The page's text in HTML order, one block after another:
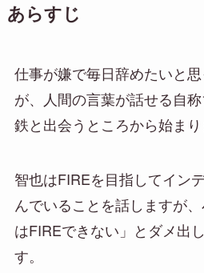
あらすじ
仕事が嫌で毎日辞めたいと
が、人間の言葉が話せる自
鉄と出会うところから始まり
智也はFIREを目指してイン
んでいることを話しますが
はFIREできない」とダメ出
す。